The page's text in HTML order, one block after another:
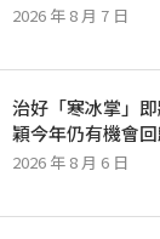
2026 年 8 月 7 日
治好「寒冰掌」
穎今年仍有機會
2026 年 8 月 6 日